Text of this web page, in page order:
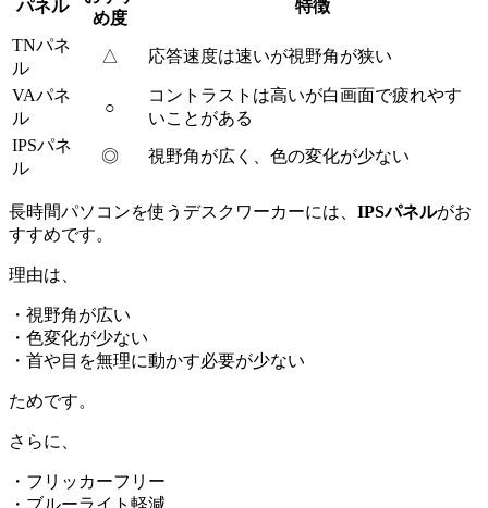
パネル
め度
特徴
TNパネ
ル
△ 応答速度は速いが視野角が狭い
VAパネ
ル
○
コントラストは高いが白画面で疲れやす
いことがある
IPSパネ
ル
◎ 視野角が広く、色の変化が少ない
長時間パソコンを使うデスクワーカーには、 IPSパネルがお
すすめです。
理由は、
・視野角が広い
・色変化が少ない
・首や目を無理に動かす必要が少ない
ためです。
さらに、
・フリッカーフリー
・ブルーライト軽減